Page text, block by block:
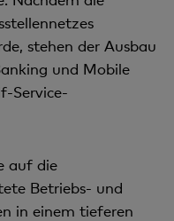
stehen der Ausbau
und Mobile
Service-
auf die
Betriebs- und
in einem tieferen